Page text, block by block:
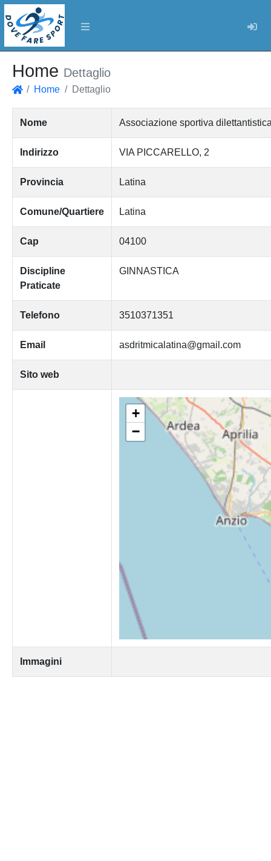
Home Dettaglio
Home Dettaglio
Nome Associazione sportiva
Indirizzo VIA PICCARELLO, 2
Provincia Latina
Comune/Quartiere Latina
Cap 04100
Discipline
Praticate
GINNASTICA
Telefono 3510371351
Email asdritmicalatina@gmail.com
Sito web
+
−
Immagini